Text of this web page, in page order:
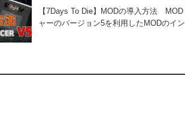
【7Days To Die】MODの導入方法
ャーのバージョン5を利用したMODのイ